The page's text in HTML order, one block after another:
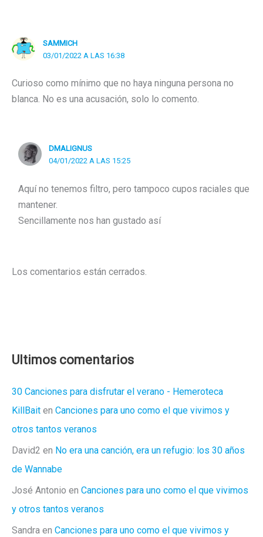
SAMMICH
03/01/2022 A LAS 16:38
Curioso como mínimo que no haya ninguna persona no
blanca. No es una acusación, solo lo comento.
DMALIGNUS
04/01/2022 A LAS 15:25
Aquí no tenemos filtro, pero tampoco cupos raciales que
mantener.
Sencillamente nos han gustado así
Los comentarios están cerrados.
Ultimos comentarios
30 Canciones para disfrutar el verano - Hemeroteca
KillBait en Canciones para uno como el que vivimos y
otros tantos veranos
David2 en No era una canción, era un refugio: los 30 años
de Wannabe
José Antonio en Canciones para uno como el que vivimos
y otros tantos veranos
Sandra en Canciones para uno como el que vivimos y